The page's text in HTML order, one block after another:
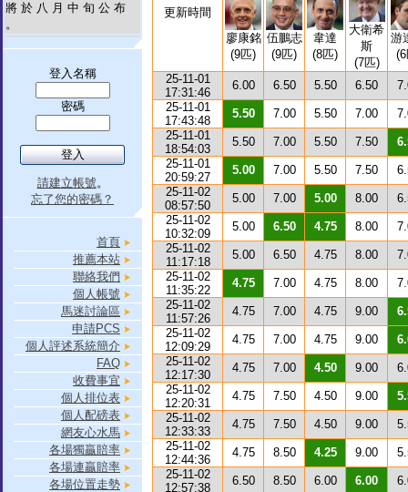
將 於 八 月 中 旬 公 布
。
登入名稱
密碼
請建立帳號。
忘了您的密碼？
首頁
推薦本站
聯絡我們
個人帳號
馬迷討論區
申請PCS
個人評述系統簡介
FAQ
收費事宜
個人排位表
個人配磅表
網友心水馬
各場獨贏賠率
各場連贏賠率
各場位置走勢
更新時間
廖康銘
(9匹)
伍鵬志
(9匹)
韋達
(8匹)
大衛希
斯
(7匹)
游
25-11-01
17:31:46
6.00 6.50 5.50 6.50
25-11-01
17:43:48
5.50 7.00 5.50 7.00
25-11-01
18:54:03
5.50 7.00 5.50 7.50
25-11-01
20:59:27
5.00 7.00 5.50 7.50
25-11-02
08:57:50
5.00 7.00 5.00 8.00
25-11-02
10:32:09
5.00 6.50 4.75 8.00
25-11-02
11:17:18
5.00 6.50 4.75 8.00
25-11-02
11:35:22
4.75 7.00 4.75 8.00
25-11-02
11:57:26
4.75 7.00 4.75 9.00
25-11-02
12:09:29
4.75 7.00 4.75 9.00
25-11-02
12:17:30
4.75 7.00 4.50 9.00
25-11-02
12:20:31
4.75 7.50 4.50 9.00
25-11-02
12:33:33
4.75 7.50 4.50 9.00
25-11-02
12:44:36
4.75 8.50 4.25 9.00
25-11-02
12:57:38
6.50 8.50 6.00 6.00